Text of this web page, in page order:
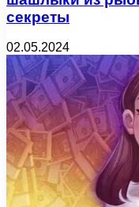
секреты
02.05.2024